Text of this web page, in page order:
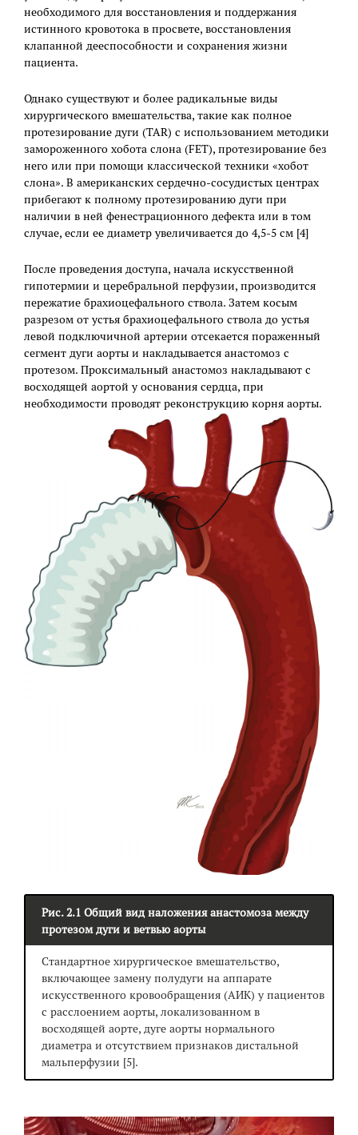
необходимого для восстановления и поддержания
истинного кровотока в просвете, восстановления
клапанной дееспособности и сохранения жизни
пациента.
Однако существуют и более радикальные виды
хирургического вмешательства, такие как полное
протезирование дуги (TAR) с использованием методики
замороженного хобота слона (FET), протезирование без
него или при помощи классической техники «хобот
слона». В американских сердечно-сосудистых центрах
прибегают к полному протезированию дуги при
наличии в ней фенестрационного дефекта или в том
случае, если ее диаметр увеличивается до 4,5-5 см [4]
После проведения доступа, начала искусственной
гипотермии и церебральной перфузии, производится
пережатие брахиоцефального ствола. Затем косым
разрезом от устья брахиоцефального ствола до устья
левой подключичной артерии отсекается пораженный
сегмент дуги аорты и накладывается анастомоз с
протезом. Проксимальный анастомоз накладывают с
восходящей аортой у основания сердца, при
необходимости проводят реконструкцию корня аорты.
Рис. 2.1 Общий вид наложения анастомоза между
протезом дуги и ветвью аорты
Стандартное хирургическое вмешательство,
включающее замену полудуги на аппарате
искусственного кровообращения (АИК) у пациентов
с расслоением аорты, локализованном в
восходящей аорте, дуге аорты нормального
диаметра и отсутствием признаков дистальной
мальперфузии [5].